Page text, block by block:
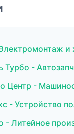
и
Турбо -
Центр -
- Устройство
- Литейное